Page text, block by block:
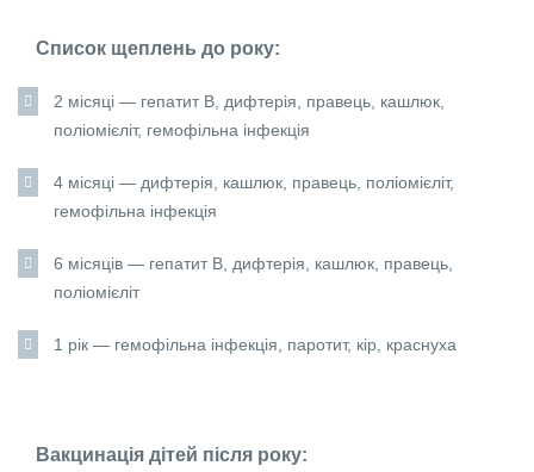
Список щеплень до року:
2 місяці — гепатит В, дифтерія, правець, кашлюк,
поліомієліт, гемофільна інфекція
4 місяці — дифтерія, кашлюк, правець, поліомієліт,
гемофільна інфекція
6 місяців — гепатит В, дифтерія, кашлюк, правець,
поліомієліт
1 рік — гемофільна інфекція, паротит, кір, краснуха
Вакцинація дітей після року: